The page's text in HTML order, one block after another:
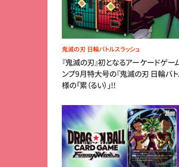
鬼滅の刃 日輪バトルスラッシュ
『鬼滅の刃』初となるアーケードゲ
ンプ9月特大号の『鬼滅の刃 日輪バ
様の「累（るい）」!!